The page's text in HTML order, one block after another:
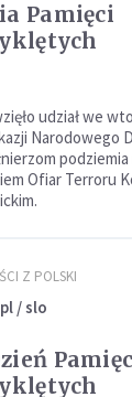
Pamięci
udział we
Narodowego
Ofiar Terroru
Z POLSKI
/ slo